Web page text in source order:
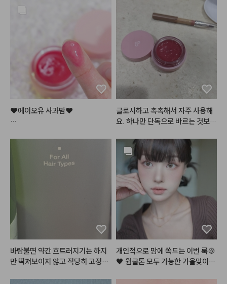
물광처럼 챠르르 떨어지는 시원한
핑크실버 펄,
상큼한
#살얼음핑크 계열 포인트
한 하얀핑크에 실버펄
콕콕,
붉은끼, 노란끼 쫘악뺀 그레이시한
음영컬러까지
제대로 여름쿨톤을 저격하는 구성
펄 없이는 깔끔하고 청순한 느낌인
펄 얹으면 발랄하고 사랑스러운 느
낌으로
메이크업을 연출하실 수 있어요!
그리고 다이브 워터 틴트 4호
리즈인
새끼 손가락 만한 미니미도 같이 들
어있어용!
안개낀듯한 차분한 뮤트핑크로
팔레트와도 찰떡궁합인 컬러!
블러셔로 사용해도 잘어울리죠?💕
❤️에이오유 사과밤❤️
바로 그 틴티드 립밤!
건조한 입술을 맑은 사과빛으로
만들어주는 틴티드 립밤이에요!
요즘 제 파우치템임..!
글로시하고 촉촉해서 자주 사용해
요. 하나만 단독으로 바르는 것보다
짝 발르는 것이 훨씬 예뻐요.
바람불면 약간 흐트러지기는 하지
만 떡져보이지 않고 적당히 고정되
개인적으로 맘에 쏙드는 이번 룩🍪
🖤 웜쿨톤 모두 가능한 가을맞이,,